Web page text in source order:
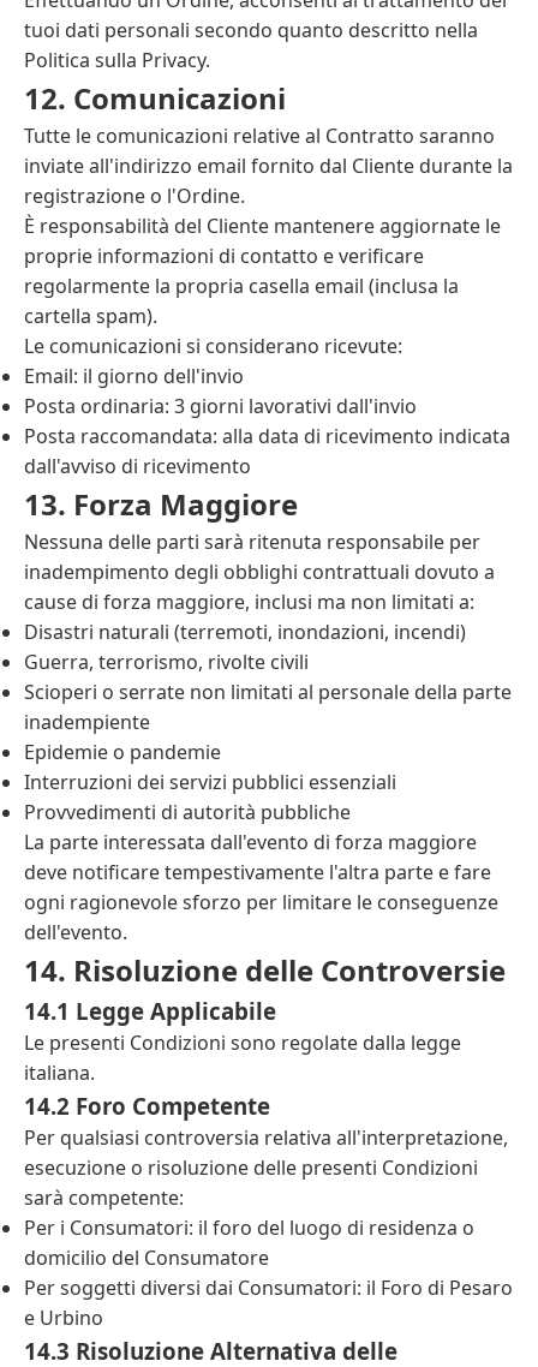
tuoi dati personali secondo quanto descritto nella
Politica sulla Privacy.
12. Comunicazioni
Tutte le comunicazioni relative al Contratto saranno
inviate all'indirizzo email fornito dal Cliente durante la
registrazione o l'Ordine.
È responsabilità del Cliente mantenere aggiornate le
proprie informazioni di contatto e verificare
regolarmente la propria casella email (inclusa la
cartella spam).
Le comunicazioni si considerano ricevute:
Email: il giorno dell'invio
Posta ordinaria: 3 giorni lavorativi dall'invio
Posta raccomandata: alla data di ricevimento indicata
dall'avviso di ricevimento
13. Forza Maggiore
Nessuna delle parti sarà ritenuta responsabile per
inadempimento degli obblighi contrattuali dovuto a
cause di forza maggiore, inclusi ma non limitati a:
Disastri naturali (terremoti, inondazioni, incendi)
Guerra, terrorismo, rivolte civili
Scioperi o serrate non limitati al personale della parte
inadempiente
Epidemie o pandemie
Interruzioni dei servizi pubblici essenziali
Provvedimenti di autorità pubbliche
La parte interessata dall'evento di forza maggiore
deve notificare tempestivamente l'altra parte e fare
ogni ragionevole sforzo per limitare le conseguenze
dell'evento.
14. Risoluzione delle Controversie
14.1 Legge Applicabile
Le presenti Condizioni sono regolate dalla legge
italiana.
14.2 Foro Competente
Per qualsiasi controversia relativa all'interpretazione,
esecuzione o risoluzione delle presenti Condizioni
sarà competente:
Per i Consumatori: il foro del luogo di residenza o
domicilio del Consumatore
Per soggetti diversi dai Consumatori: il Foro di Pesaro
e Urbino
14.3 Risoluzione Alternativa delle